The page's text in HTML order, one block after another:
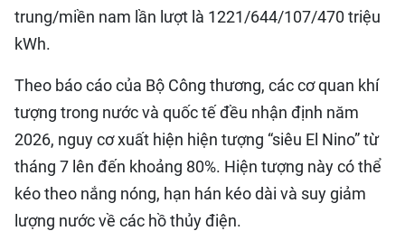
trung/miền nam lần lượt là 1221/644/107/470 triệu
kWh.
Theo báo cáo của Bộ Công thương, các cơ quan khí
tượng trong nước và quốc tế đều nhận định năm
2026, nguy cơ xuất hiện hiện tượng “siêu El Nino” từ
tháng 7 lên đến khoảng 80%. Hiện tượng này có thể
kéo theo nắng nóng, hạn hán kéo dài và suy giảm
lượng nước về các hồ thủy điện.